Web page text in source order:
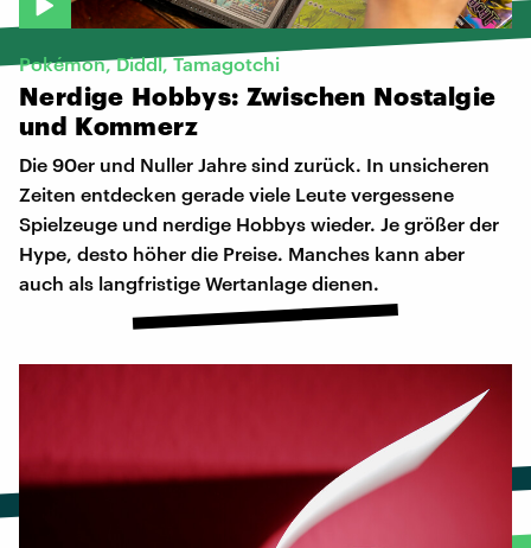
Pokémon, Diddl, Tamagotchi
Nerdige Hobbys: Zwischen Nostalgie
und Kommerz
Die 90er und Nuller Jahre sind zurück. In unsicheren
Zeiten entdecken gerade viele Leute vergessene
Spielzeuge und nerdige Hobbys wieder. Je größer der
Hype, desto höher die Preise. Manches kann aber
auch als langfristige Wertanlage dienen.